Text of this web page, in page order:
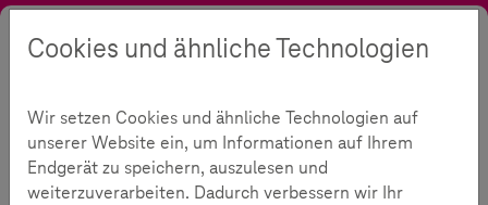
Suche Kontrast Sprache
Familie und Medien im Detail
Familie und Medien
Cookies und ähnliche Technologien
Wir setzen Cookies und ähnliche Technologien auf
unserer Website ein, um Informationen auf Ihrem
Endgerät zu speichern, auszulesen und
weiterzuverarbeiten. Dadurch verbessern wir Ihr